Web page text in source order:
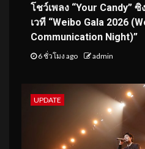
โชว์เพลง “Your Candy”
เวที “Weibo Gala 2026
Communication Night)”
6 ชั่วโมง ago admin
UPDATE